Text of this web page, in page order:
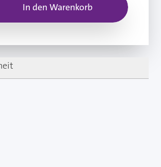
In den Warenkorb